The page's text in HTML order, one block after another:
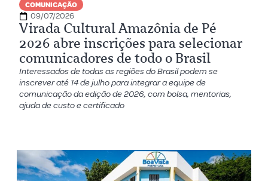
COMUNICAÇÃO
09/07/2026
Virada Cultural Amazônia de Pé
2026 abre inscrições para selecionar
comunicadores de todo o Brasil
Interessados de todas as regiões do Brasil podem se
inscrever até 14 de julho para integrar a equipe de
comunicação da edição de 2026, com bolsa, mentorias,
ajuda de custo e certificado